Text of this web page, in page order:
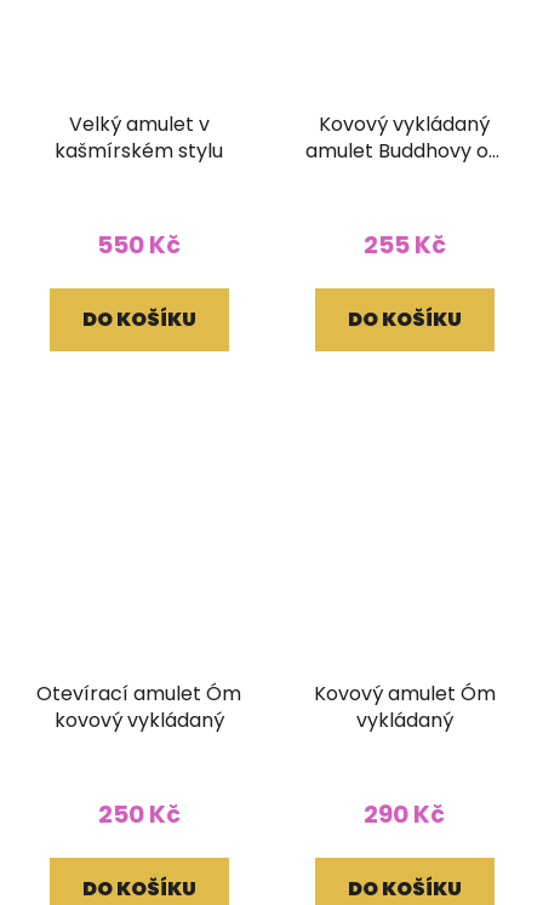
Velký amulet v
kašmírském stylu
550 Kč
DO KOŠÍKU
Kovový vykládaný
amulet Buddhovy oči
255 Kč
DO KOŠÍKU
Otevírací amulet Óm
kovový vykládaný
250 Kč
DO KOŠÍKU
Kovový amulet Óm
vykládaný
290 Kč
DO KOŠÍKU